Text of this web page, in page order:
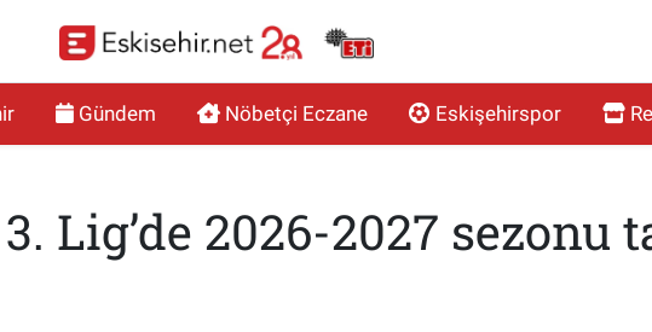
Gündem Nöbetçi Eczane Eskişehirspor
Lig’de 2026-2027